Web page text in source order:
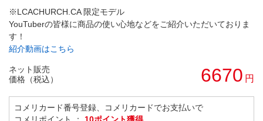
※LCACHURCH.CA 限定モデル
YouTuberの皆様に商品の使い心地などをご紹介いただいておりま
す！
紹介動画はこちら
ネット販売
価格（税込）
6670 円
コメリカード番号登録、コメリカードでお支払いで